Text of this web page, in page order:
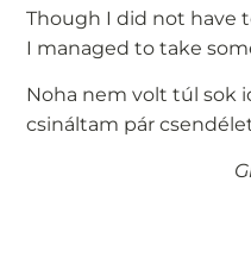
Though I did not have
I managed to take
Noha nem volt túl sok
csináltam pár